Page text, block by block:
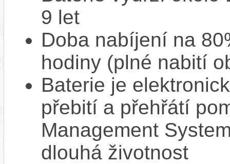
9 let
Doba nabíjení na
hodiny (plné nabití
Baterie je
přebití a přehřátí
Management
dlouhá životnost